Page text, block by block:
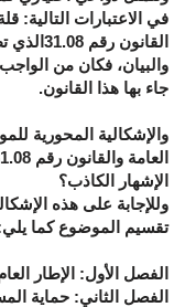
في الاعتبارات التالية:
والبيان، فكان من
جاء بها هذا القانون.
والإشكالية المحورية
الإشهار الكاذب؟
وللإجابة على هذه
تقسيم الموضوع كما
الفصل الأول: الإطار
الفصل الثاني: حماية